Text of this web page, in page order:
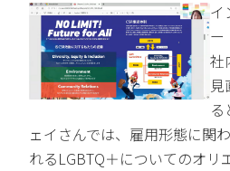
イ
ー
社
る
ェイさんでは、雇用形態に関
れるLGBTQ＋についてのオリ